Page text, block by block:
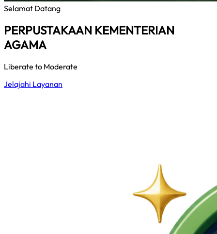
Selamat Datang
PERPUSTAKAAN KEMENTERIAN
AGAMA
Liberate to Moderate
Jelajahi Layanan